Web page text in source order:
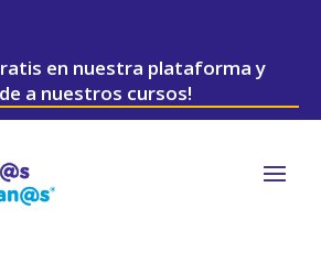
en nuestra plataforma y
a nuestros cursos!